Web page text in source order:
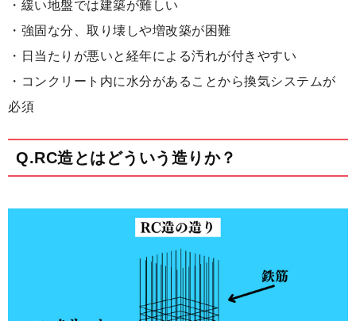
・緩い地盤では建築が難しい
・強固な分、取り壊しや増改築が困難
・日当たりが悪いと経年による汚れが付きやすい
・コンクリート内に水分があることから換気システムが
必須
Q.RC造とはどういう造りか？